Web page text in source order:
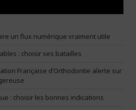
un flux numérique vraiment utile
: choisir ses batailles
Française d’Orthodontie alerte sur
: choisir les bonnes indications